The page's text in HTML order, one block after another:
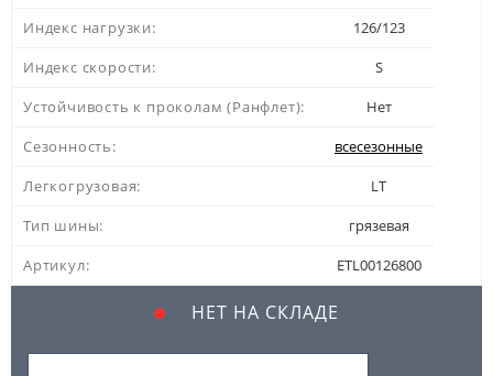
Индекс нагрузки:
126/123
Индекс скорости:
S
Устойчивость к проколам (Ранфлет):
Нет
Сезонность:
всесезонные
Легкогрузовая:
LT
Тип шины:
грязевая
Артикул:
ETL00126800
НЕТ НА СКЛАДЕ